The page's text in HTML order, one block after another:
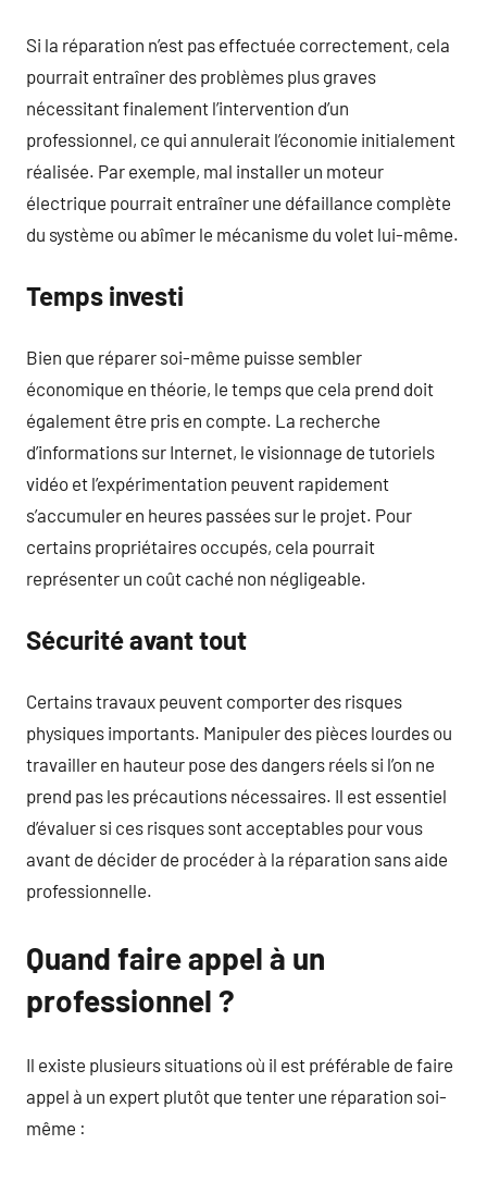
Si la réparation n’est pas effectuée correctement, cela
pourrait entraîner des problèmes plus graves
nécessitant finalement l’intervention d’un
professionnel, ce qui annulerait l’économie initialement
réalisée. Par exemple, mal installer un moteur
électrique pourrait entraîner une défaillance complète
du système ou abîmer le mécanisme du volet lui-même.
Temps investi
Bien que réparer soi-même puisse sembler
économique en théorie, le temps que cela prend doit
également être pris en compte. La recherche
d’informations sur Internet, le visionnage de tutoriels
vidéo et l’expérimentation peuvent rapidement
s’accumuler en heures passées sur le projet. Pour
certains propriétaires occupés, cela pourrait
représenter un coût caché non négligeable.
Sécurité avant tout
Certains travaux peuvent comporter des risques
physiques importants. Manipuler des pièces lourdes ou
travailler en hauteur pose des dangers réels si l’on ne
prend pas les précautions nécessaires. Il est essentiel
d’évaluer si ces risques sont acceptables pour vous
avant de décider de procéder à la réparation sans aide
professionnelle.
Quand faire appel à un
professionnel ?
Il existe plusieurs situations où il est préférable de faire
appel à un expert plutôt que tenter une réparation soi-
même :